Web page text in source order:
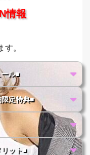
情報
す。
ル■
定特典■
ット■